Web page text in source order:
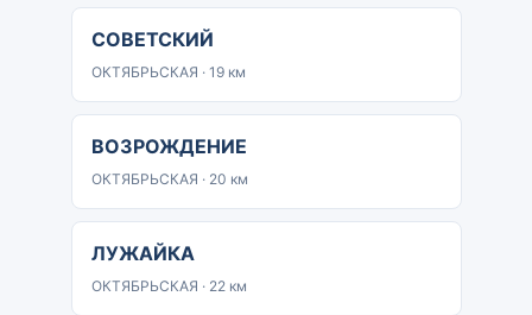
СОВЕТСКИЙ
ОКТЯБРЬСКАЯ · 19 км
ВОЗРОЖДЕНИЕ
ОКТЯБРЬСКАЯ · 20 км
ЛУЖАЙКА
ОКТЯБРЬСКАЯ · 22 км